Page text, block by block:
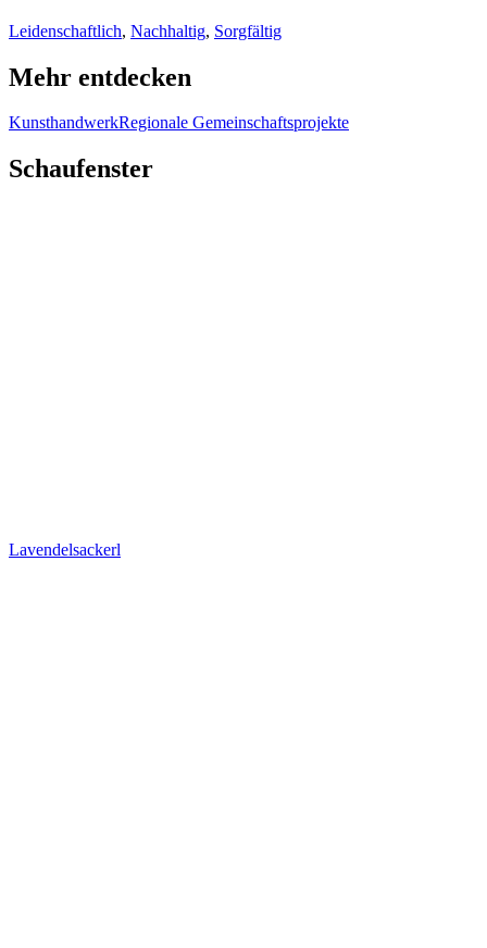
Leidenschaftlich, Nachhaltig, Sorgfältig
Mehr entdecken
KunsthandwerkRegionale Gemeinschaftsprojekte
Schaufenster
Lavendelsackerl